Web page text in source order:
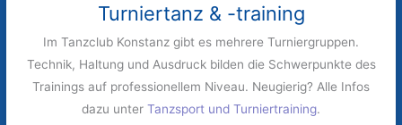
Turniertanz & -training
Im Tanzclub Konstanz gibt es mehrere Turniergruppen.
Technik, Haltung und Ausdruck bilden die Schwerpunkte des
Trainings auf professionellem Niveau. Neugierig? Alle Infos
dazu unter Tanzsport und Turniertraining.